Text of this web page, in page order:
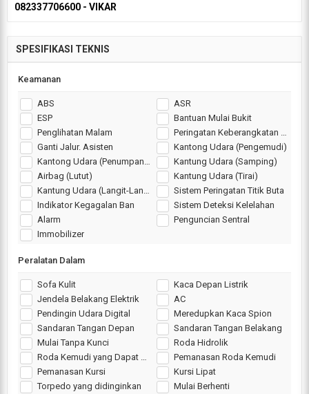
082337706600 - VIKAR
SPESIFIKASI TEKNIS
Keamanan
ABS
ASR
ESP
Bantuan Mulai Bukit
Penglihatan Malam
Peringatan Keberangkatan Jalur
Ganti Jalur. Asisten
Kantong Udara (Pengemudi)
Kantong Udara (Penumpang)
Kantung Udara (Samping)
Airbag (Lutut)
Kantung Udara (Tirai)
Kantung Udara (Langit-Langit)
Sistem Peringatan Titik Buta
Indikator Kegagalan Ban
Sistem Deteksi Kelelahan
Alarm
Penguncian Sentral
Immobilizer
Peralatan Dalam
Sofa Kulit
Kaca Depan Listrik
Jendela Belakang Elektrik
AC
Pendingin Udara Digital
Meredupkan Kaca Spion
Sandaran Tangan Depan
Sandaran Tangan Belakang
Mulai Tanpa Kunci
Roda Hidrolik
Roda Kemudi yang Dapat Disesuaikan
Pemanasan Roda Kemudi
Pemanasan Kursi
Kursi Lipat
Torpedo yang didinginkan
Mulai Berhenti